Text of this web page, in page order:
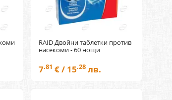
RAID Двойни таблетки против
насекоми - 60 нощи
7.81 € / 15.28 лв.